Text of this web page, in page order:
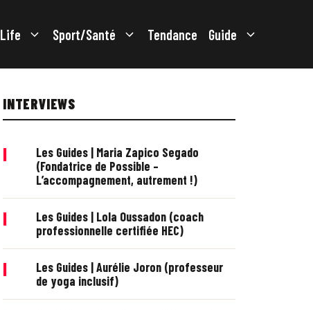
Life Sport/Santé Tendance Guide
INTERVIEWS
|
Les Guides | Maria Zapico Segado
(Fondatrice de Possible –
L’accompagnement, autrement !)
|
Les Guides | Lola Oussadon (coach
professionnelle certifiée HEC)
|
Les Guides | Aurélie Joron (professeur
de yoga inclusif)